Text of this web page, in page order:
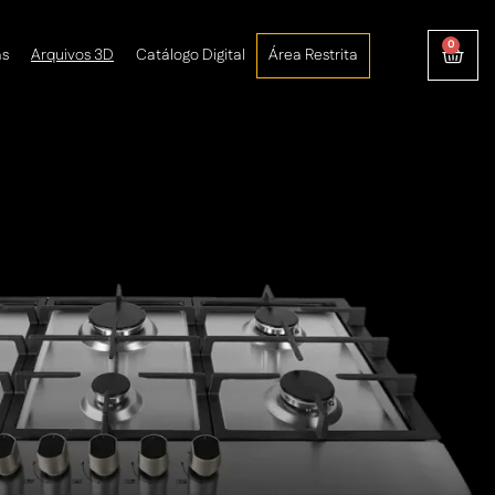
Arquivos 3D Catálogo Digital Área Restrita 0